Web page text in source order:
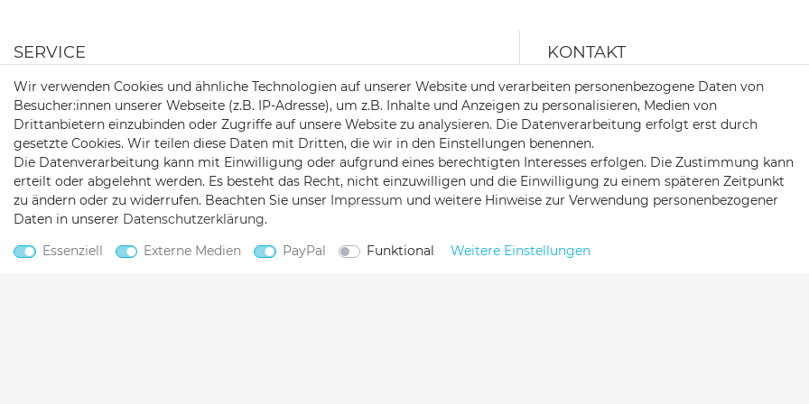
SERVICE
AGB
Widerrufs­recht
Daten­schutz­erklärung
Impressum
Kontakt
Batterieentsorgung
Versand/ Zahlung
KONTAKT
Telefon:0451/29360810
Mail:
Auf der Wasch 6
23611 Bad Schwartau
Wir verwenden Cookies und ähnliche Technologien auf unserer Website und verarbeiten personenbezogene Daten von
Besucher:innen unserer Webseite (z.B. IP-Adresse), um z.B. Inhalte und Anzeigen zu personalisieren, Medien von
Drittanbietern einzubinden oder Zugriffe auf unsere Website zu analysieren. Die Datenverarbeitung erfolgt erst durch
gesetzte Cookies. Wir teilen diese Daten mit Dritten, die wir in den Einstellungen benennen.
Die Datenverarbeitung kann mit Einwilligung oder aufgrund eines berechtigten Interesses erfolgen. Die Zustimmung kann
erteilt oder abgelehnt werden. Es besteht das Recht, nicht einzuwilligen und die Einwilligung zu einem späteren Zeitpunkt
zu ändern oder zu widerrufen. Beachten Sie unser Impressum und weitere Hinweise zur Verwendung personenbezogener
Daten in unserer Daten­schutz­erklärung.
Essenziell
Externe Medien PayPal Funktional Weitere Einstellungen